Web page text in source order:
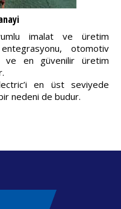
imalat ve üretim
otomotiv
ve en güvenilir üretim
en üst seviyede
nedeni de budur.